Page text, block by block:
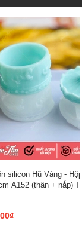
silicon Hũ Vàng -
A152 (thân + nắp)